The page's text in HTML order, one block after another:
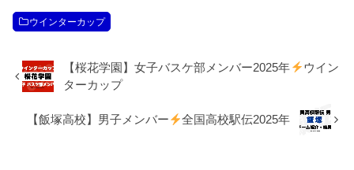
ウインターカップ
【桜花学園】女子バスケ部メンバー2025年
ウイン
ターカップ
【飯塚高校】男子メンバー 全国高校駅伝2025年